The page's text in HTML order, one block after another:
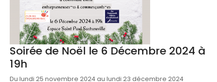
Soirée de Noël le 6 Décembre 2024 à
19h
Du lundi 25 novembre 2024 au lundi 23 décembre 2024